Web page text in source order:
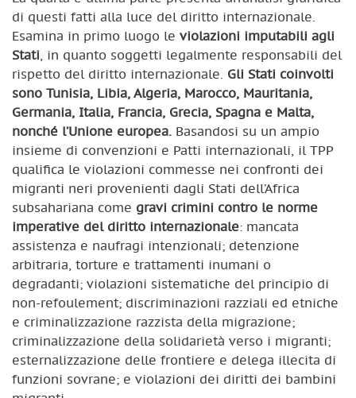
di questi fatti alla luce del diritto internazionale.
Esamina in primo luogo le violazioni imputabili agli
Stati , in quanto soggetti legalmente responsabili del
rispetto del diritto internazionale. Gli Stati coinvolti
sono Tunisia, Libia, Algeria, Marocco, Mauritania,
Germania, Italia, Francia, Grecia, Spagna e Malta,
nonché l’Unione europea. Basandosi su un ampio
insieme di convenzioni e Patti internazionali, il TPP
qualifica le violazioni commesse nei confronti dei
migranti neri provenienti dagli Stati dell’Africa
subsahariana come gravi crimini contro le norme
imperative del diritto internazionale: mancata
assistenza e naufragi intenzionali; detenzione
arbitraria, torture e trattamenti inumani o
degradanti; violazioni sistematiche del principio di
non-refoulement; discriminazioni razziali ed etniche
e criminalizzazione razzista della migrazione;
criminalizzazione della solidarietà verso i migranti;
esternalizzazione delle frontiere e delega illecita di
funzioni sovrane; e violazioni dei diritti dei bambini